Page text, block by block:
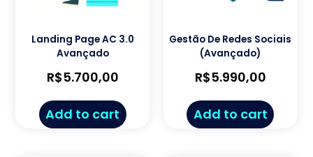
Landing Page AC 3.0
Avançado
R$5.700,00
Add to cart
Gestão De Redes Sociais
(Avançado)
R$5.990,00
Add to cart